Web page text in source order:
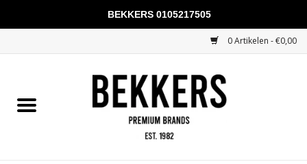
0 Artikelen - €0,00
Mannen
BEKKERS 0105217505